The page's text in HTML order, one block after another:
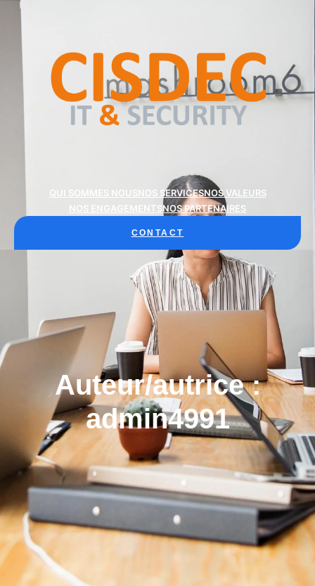
QUI SOMMES NOUSNOS SERVICESNOS VALEURS
NOS ENGAGEMENTSNOS PARTENAIRES
CONTACT
Auteur/autrice :
admin4991